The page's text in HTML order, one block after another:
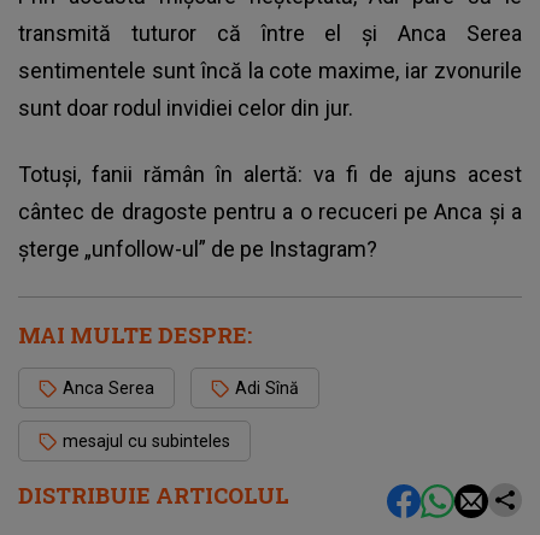
DISTRIBUIE ARTICOLUL
transmită tuturor că între el și Anca Serea
sentimentele sunt încă la cote maxime, iar zvonurile
sunt doar rodul invidiei celor din jur.
Totuși, fanii rămân în alertă: va fi de ajuns acest
cântec de dragoste pentru a o recuceri pe Anca și a
șterge „unfollow-ul” de pe Instagram?
MAI MULTE DESPRE:
Anca Serea Adi Sînă
mesajul cu subinteles